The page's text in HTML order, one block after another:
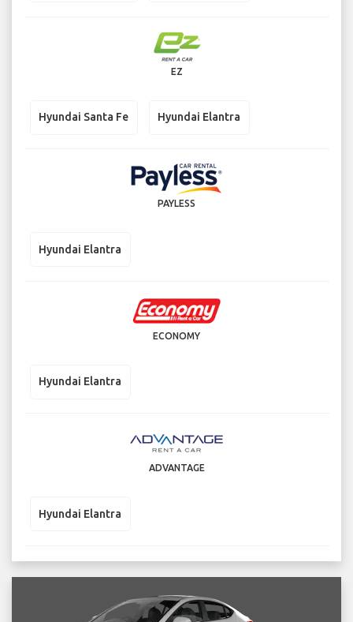
EZ
Hyundai Santa Fe Hyundai Elantra
PAYLESS
Hyundai Elantra
ECONOMY
Hyundai Elantra
ADVANTAGE
Hyundai Elantra